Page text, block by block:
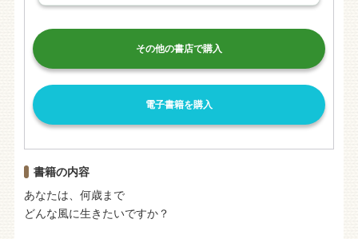
その他の書店で購入
電子書籍を購入
書籍の内容
あなたは、何歳まで
どんな風に生きたいですか？